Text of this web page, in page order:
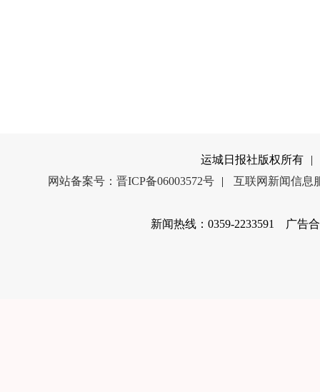
运城日报社版权所有
|
网站备案号：晋ICP备06003572号
| 互联网新闻信息
新闻热线：0359-2233591 广告合